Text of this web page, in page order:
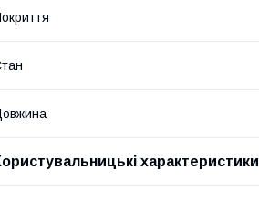
характеристики